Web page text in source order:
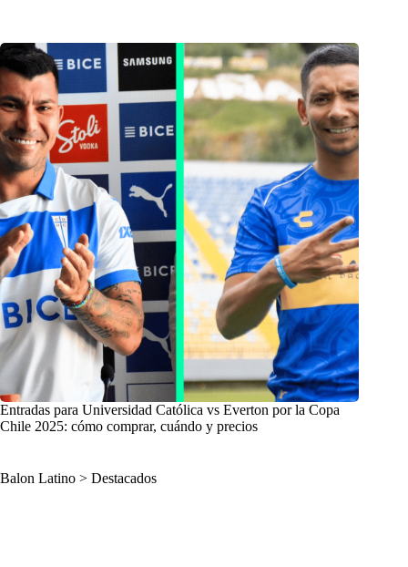
Entradas para Universidad Católica vs Everton por la Copa
Chile 2025: cómo comprar, cuándo y precios
Balon Latino > Destacados